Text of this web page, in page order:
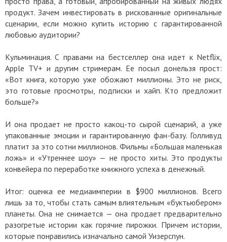
продукт. Зачем инвестировать в рискованные оригинальные
сценарии, если можно купить историю с гарантированной
любовью аудитории?
Кульминация. С правами на бестселлер она идет к Netflix,
Apple TV+ и другим стримерам. Ее посыл донельзя прост:
«Вот книга, которую уже обожают миллионы. Это не риск,
это готовые просмотры, подписки и хайп. Кто предложит
больше?»
И она продает не просто какоц-то сырой сценарий, а уже
упакованные эмоции и гарантированную фан-базу. Голливуд
платит за это сотни миллионов. Фильмы «Большая маленькая
ложь» и «Утреннее шоу» — не просто хиты. Это продукты
конвейера по переработке книжного успеха в денежный.
Итог: оценка ее медиаимперии в $900 миллионов. Всего
лишь за то, чтобы стать самым влиятельным «буктьюбером»
планеты. Она не снимается — она продает предварительно
разогретые истории как горячие пирожки. Причем истории,
которые понравились изначально самой Уизерспун.